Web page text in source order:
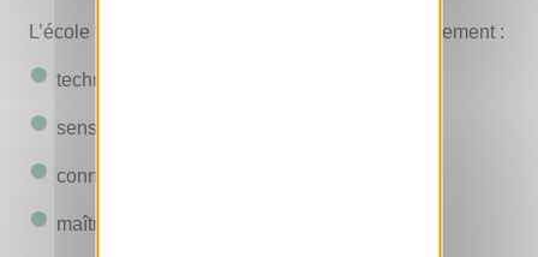
L’école transmet un savoir-faire reconnu mondialement :
techniques artisanales
sens artistique
connaissance botanique
maîtrise de la chaîne de production florale